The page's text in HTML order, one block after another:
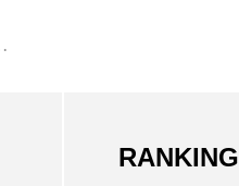
RANKING